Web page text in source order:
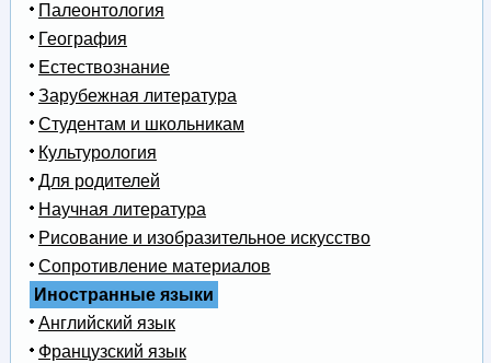
Палеонтология
География
Естествознание
Зарубежная литература
Студентам и школьникам
Культурология
Для родителей
Научная литература
Рисование и изобразительное искусство
Сопротивление материалов
Иностранные языки
Английский язык
Французский язык